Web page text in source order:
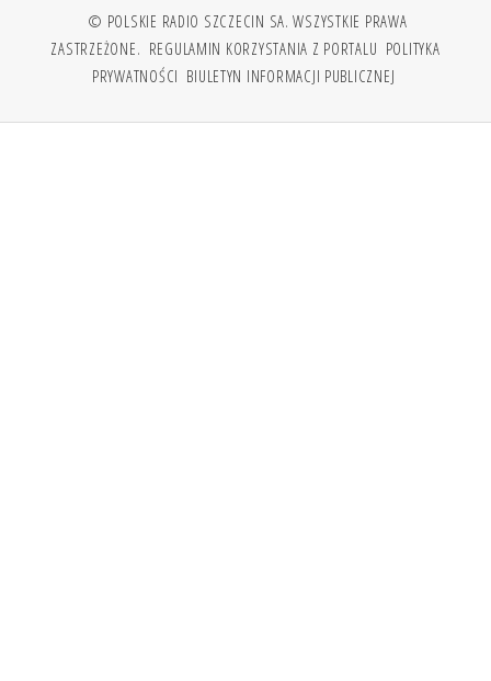
© POLSKIE RADIO SZCZECIN SA. WSZYSTKIE PRAWA
ZASTRZEŻONE. REGULAMIN KORZYSTANIA Z PORTALU POLITYKA
PRYWATNOŚCI BIULETYN INFORMACJI PUBLICZNEJ